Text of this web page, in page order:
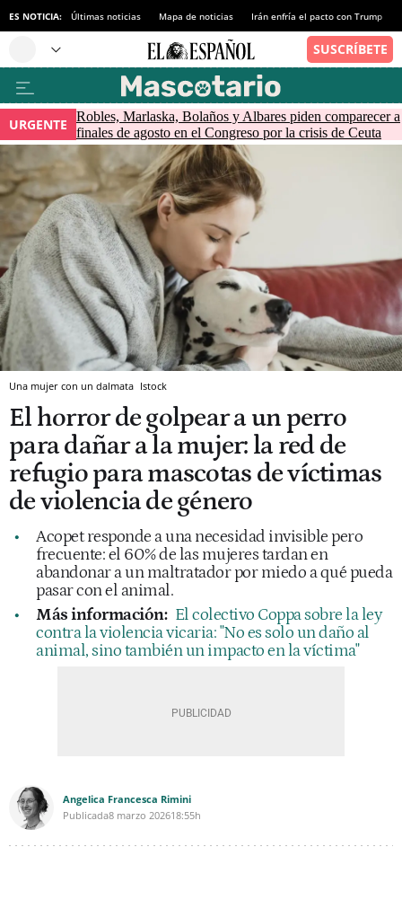
ES NOTICIA: Últimas noticias Mapa de noticias Irán enfría el pacto con Trump
URGENTE
Robles, Marlaska, Bolaños y Albares piden comparecer a
finales de agosto en el Congreso por la crisis de Ceuta
Una mujer con un dalmata Istock
El horror de golpear a un perro
para dañar a la mujer: la red de
refugio para mascotas de víctimas
de violencia de género
Acopet responde a una necesidad invisible pero
frecuente: el 60% de las mujeres tardan en
abandonar a un maltratador por miedo a qué pueda
pasar con el animal.
Más información: El colectivo Coppa sobre la ley
contra la violencia vicaria: "No es solo un daño al
animal, sino también un impacto en la víctima"
Angelica Francesca Rimini
Publicada8 marzo 202618:55h